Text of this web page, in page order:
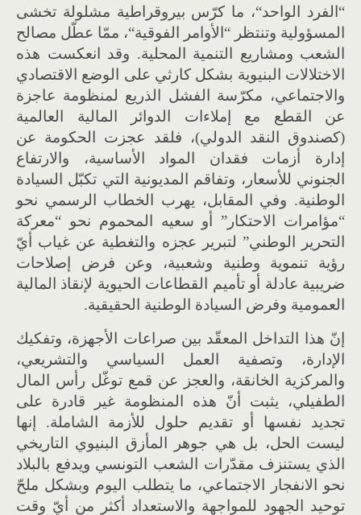
“ الفرد الواحد“، ما كرّس بيروقراطية مشلولة تخشى
المسؤولية وتنتظر “ الأوامر الفوقية“، ممّا عطّل مصالح
الشعب ومشاريع التنمية المحلية. وقد انعكست هذه
الاختلالات البنيوية بشكل كارثي على الوضع الاقتصادي
والاجتماعي، مكرّسة الفشل الذريع لمنظومة عاجزة
عن القطع مع إملاءات الدوائر المالية العالمية
(كصندوق النقد الدولي)، فلقد عجزت الحكومة عن
إدارة أزمات فقدان المواد الأساسية، والارتفاع
الجنوني للأسعار، وتفاقم المديونية التي تكبّل السيادة
الوطنية. وفي المقابل، يهرب الخطاب الرسمي نحو
“مؤامرات الاحتكار ” أو سعيه المحموم نحو “معركة
التحرير الوطني” لتبرير عجزه والتغطية عن غياب أيّ
رؤية تنموية وطنية وشعبية، وعن فرض إصلاحات
ضريبية عادلة أو تأميم القطاعات الحيوية لإنقاذ المالية
العمومية وفرض السيادة الوطنية الحقيقية.
إنّ هذا التداخل المعقّد بين صراعات الأجهزة، وتفكيك
الإدارة، وتصفية العمل السياسي والتشريعي،
والمركزية الخانقة، والعجز عن قمع توغّل رأس المال
الطفيلي، يثبت أنّ هذه المنظومة غير قادرة على
تجديد نفسها أو تقديم حلول للأزمة الشاملة.
إنها
ليست الحل، بل هي جوهر المأزق البنيوي التاريخي
الذي يستنزف مقدّرات الشعب التونسي ويدفع بالبلاد
نحو الانفجار الاجتماعي، ما يتطلب اليوم وبشكل ملحّ
توحيد الجهود للمواجهة والاستعداد أكثر من أيّ وقت